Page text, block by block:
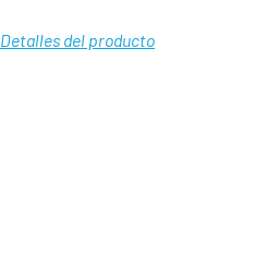
Detalles del producto